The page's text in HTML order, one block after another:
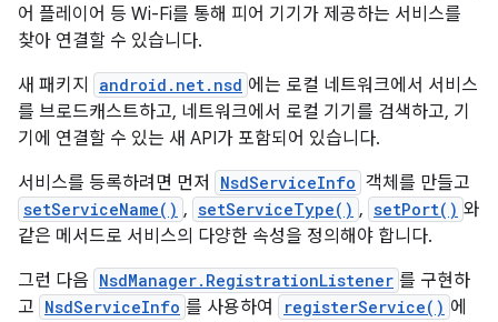
어 플레이어 등 Wi-Fi를 통해 피어 기기가 제공하는 서비스를
찾아 연결할 수 있습니다.
새 패키지
android.net.nsd 에는 로컬 네트워크에서 서비스
를 브로드캐스트하고, 네트워크에서 로컬 기기를 검색하고, 기
기에 연결할 수 있는 새 API가 포함되어 있습니다.
서비스를 등록하려면 먼저
NsdServiceInfo 객체를 만들고
setServiceName() , setServiceType() , setPort() 와
같은 메서드로 서비스의 다양한 속성을 정의해야 합니다.
그런 다음 NsdManager.RegistrationListener 를 구현하
고 NsdServiceInfo 를 사용하여 registerService() 에